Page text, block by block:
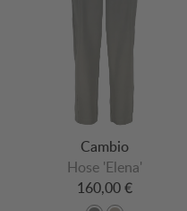
Cambio
Hose 'Elena'
160,00 €